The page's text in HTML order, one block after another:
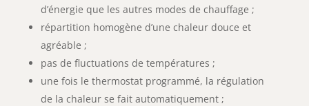
d’énergie que les autres modes de chauffage ;
répartition homogène d’une chaleur douce et
agréable ;
pas de fluctuations de températures ;
une fois le thermostat programmé, la régulation
de la chaleur se fait automatiquement ;